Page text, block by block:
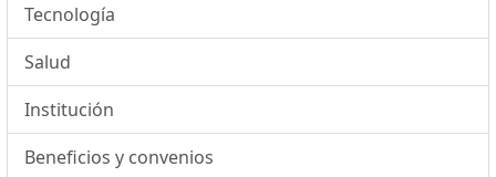
Tecnología
Salud
Institución
Beneficios y convenios